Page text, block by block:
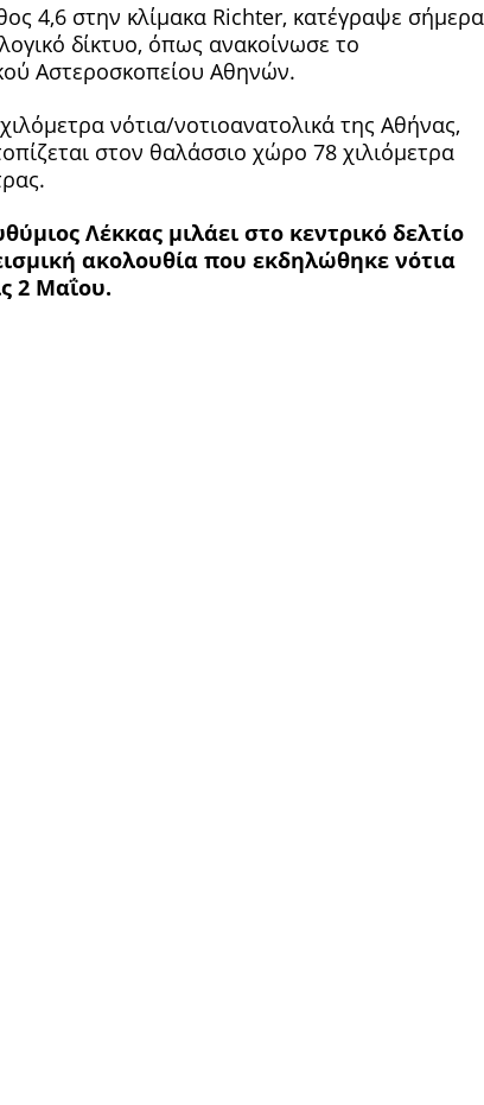
4,6 στην κλίμακα Richter, κατέγραψε σήμερα
δίκτυο, όπως ανακοίνωσε το
Αστεροσκοπείου Αθηνών.
νότια/νοτιοανατολικά της Αθήνας,
στον θαλάσσιο χώρο 78 χιλιόμετρα
Λέκκας μιλάει στο κεντρικό δελτίο
ακολουθία που εκδηλώθηκε νότια
2 Μαΐου.